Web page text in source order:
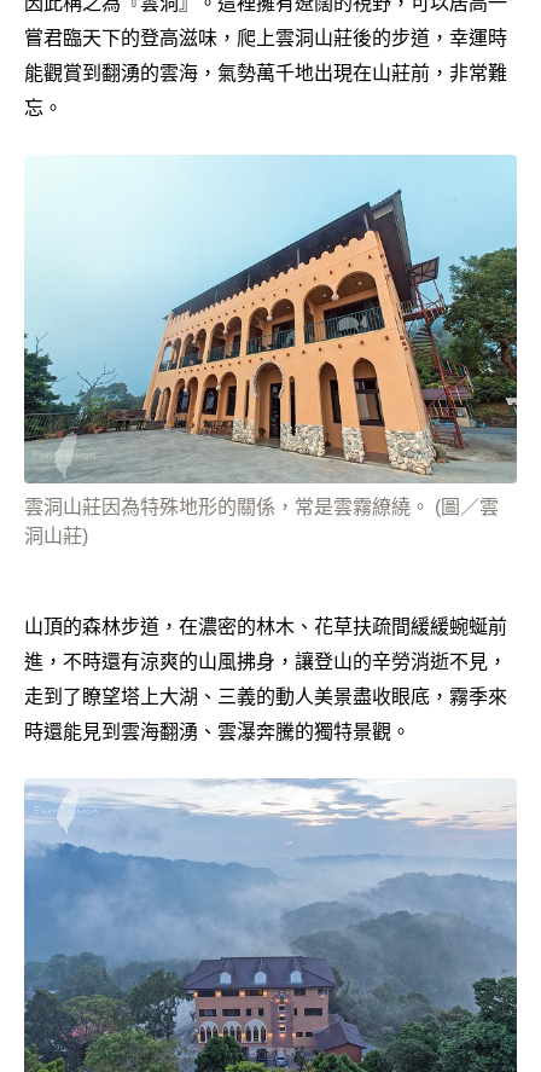
嘗君臨天下的登高滋味，爬上雲洞山莊後的步道，幸運時
能觀賞到翻湧的雲海，氣勢萬千地出現在山莊前，非常難
忘。
雲洞山莊因為特殊地形的關係，常是雲霧繚繞。 (圖／雲
洞山莊)
山頂的森林步道，在濃密的林木、花草扶疏間緩緩蜿蜒前
進，不時還有涼爽的山風拂身，讓登山的辛勞消逝不見，
走到了瞭望塔上大湖、三義的動人美景盡收眼底，霧季來
時還能見到雲海翻湧、雲瀑奔騰的獨特景觀。